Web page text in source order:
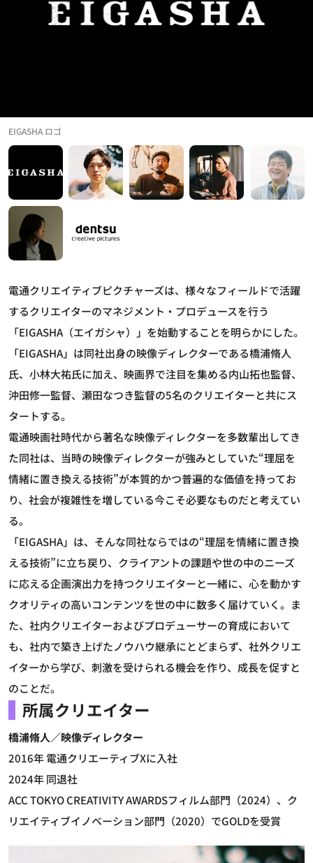
EIGASHA ロゴ
電通クリエイティブピクチャーズは、様々なフィールドで活躍
するクリエイターのマネジメント・プロデュースを行う
「EIGASHA（エイガシャ）」を始動することを明らかにした。
「EIGASHA」は同社出身の映像ディレクターである橋浦脩人
氏、小林大祐氏に加え、映画界で注目を集める内山拓也監督、
沖田修一監督、瀬田なつき監督の5名のクリエイターと共にス
タートする。
電通映画社時代から著名な映像ディレクターを多数輩出してき
た同社は、当時の映像ディレクターが強みとしていた“理屈を
情緒に置き換える技術”が本質的かつ普遍的な価値を持ってお
り、社会が複雑性を増している今こそ必要なものだと考えてい
る。
「EIGASHA」は、そんな同社ならではの“理屈を情緒に置き換
える技術”に立ち戻り、クライアントの課題や世の中のニーズ
に応える企画演出力を持つクリエイターと一緒に、心を動かす
クオリティの高いコンテンツを世の中に数多く届けていく。ま
た、社内クリエイターおよびプロデューサーの育成において
も、社内で築き上げたノウハウ継承にとどまらず、社外クリエ
イターから学び、刺激を受けられる機会を作り、成長を促すと
のことだ。
所属クリエイター
橋浦脩人／映像ディレクター
2016年 電通クリエーティブXに入社
2024年 同退社
ACC TOKYO CREATIVITY AWARDSフィルム部門（2024）、ク
リエイティブイノベーション部門（2020）でGOLDを受賞